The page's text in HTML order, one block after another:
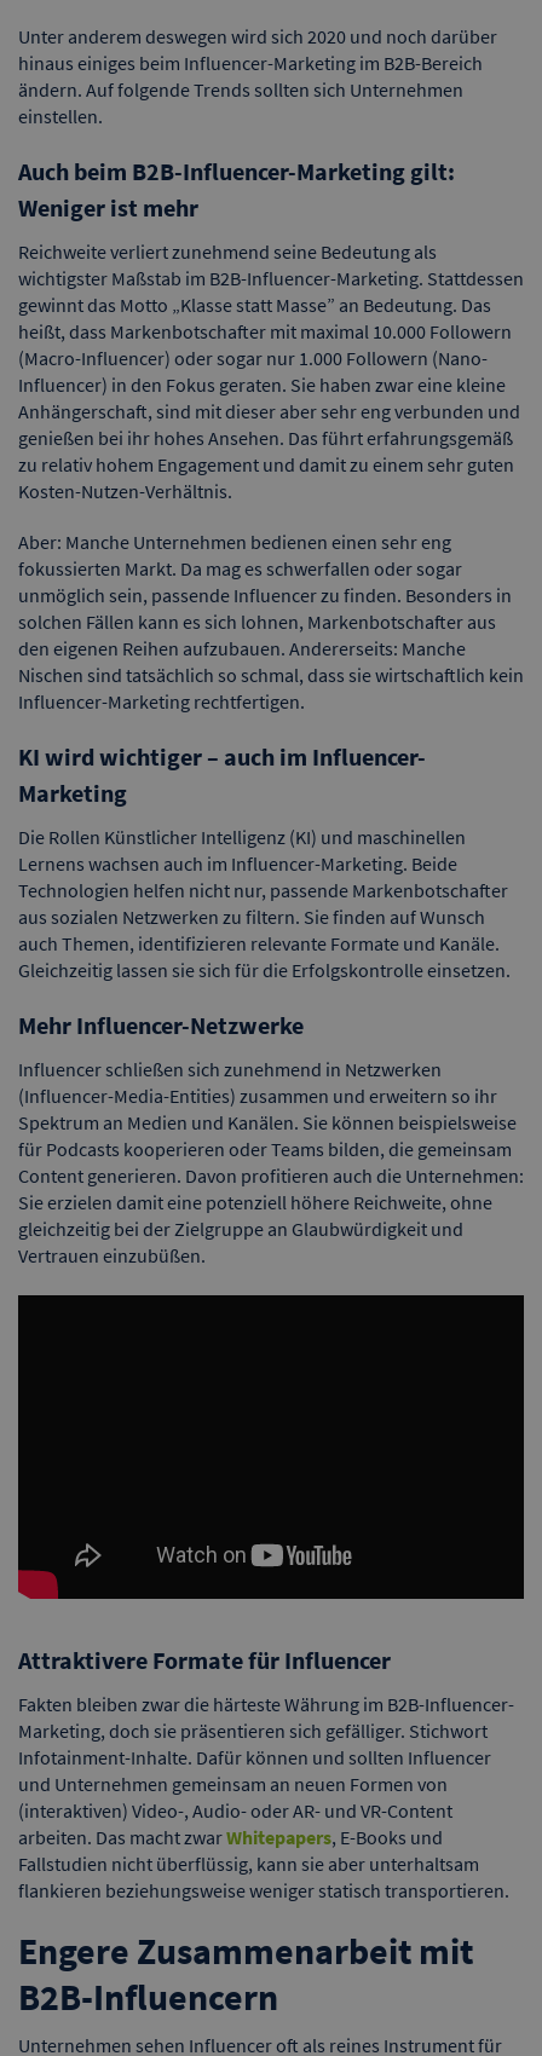
Unter anderem deswegen wird sich 2020 und noch darüber
hinaus einiges beim Influencer-Marketing im B2B-Bereich
ändern. Auf folgende Trends sollten sich Unternehmen
einstellen.
Auch beim B2B-Influencer-Marketing gilt:
Weniger ist mehr
Reichweite verliert zunehmend seine Bedeutung als
wichtigster Maßstab im B2B-Influencer-Marketing. Stattdessen
gewinnt das Motto „Klasse statt Masse” an Bedeutung. Das
heißt, dass Markenbotschafter mit maximal 10.000 Followern
(Macro-Influencer) oder sogar nur 1.000 Followern (Nano-
Influencer) in den Fokus geraten. Sie haben zwar eine kleine
Anhängerschaft, sind mit dieser aber sehr eng verbunden und
genießen bei ihr hohes Ansehen. Das führt erfahrungsgemäß
zu relativ hohem Engagement und damit zu einem sehr guten
Kosten-Nutzen-Verhältnis.
Aber: Manche Unternehmen bedienen einen sehr eng
fokussierten Markt. Da mag es schwerfallen oder sogar
unmöglich sein, passende Influencer zu finden. Besonders in
solchen Fällen kann es sich lohnen, Markenbotschafter aus
den eigenen Reihen aufzubauen. Andererseits: Manche
Nischen sind tatsächlich so schmal, dass sie wirtschaftlich kein
Influencer-Marketing rechtfertigen.
KI wird wichtiger – auch im Influencer-
Marketing
Die Rollen Künstlicher Intelligenz (KI) und maschinellen
Lernens wachsen auch im Influencer-Marketing. Beide
Technologien helfen nicht nur, passende Markenbotschafter
aus sozialen Netzwerken zu filtern. Sie finden auf Wunsch
auch Themen, identifizieren relevante Formate und Kanäle.
Gleichzeitig lassen sie sich für die Erfolgskontrolle einsetzen.
Mehr Influencer-Netzwerke
Influencer schließen sich zunehmend in Netzwerken
(Influencer-Media-Entities) zusammen und erweitern so ihr
Spektrum an Medien und Kanälen. Sie können beispielsweise
für Podcasts kooperieren oder Teams bilden, die gemeinsam
Content generieren. Davon profitieren auch die Unternehmen:
Sie erzielen damit eine potenziell höhere Reichweite, ohne
gleichzeitig bei der Zielgruppe an Glaubwürdigkeit und
Vertrauen einzubüßen.
Attraktivere Formate für Influencer
Fakten bleiben zwar die härteste Währung im B2B-Influencer-
Marketing, doch sie präsentieren sich gefälliger. Stichwort
Infotainment-Inhalte. Dafür können und sollten Influencer
und Unternehmen gemeinsam an neuen Formen von
(interaktiven) Video-, Audio- oder AR- und VR-Content
arbeiten. Das macht zwarWhitepapers, E-Books und
Fallstudien nicht überflüssig, kann sie aber unterhaltsam
flankieren beziehungsweise weniger statisch transportieren.
Engere Zusammenarbeit mit
B2B-Influencern
Unternehmen sehen Influencer oft als reines Instrument für